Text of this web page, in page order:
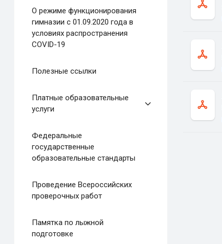
О режиме функционирования
гимназии с 01.09.2020 года в
условиях распространения
COVID-19
Полезные ссылки
Платные образовательные
услуги
Федеральные
государственные
образовательные стандарты
Проведение Всероссийских
проверочных работ
Памятка по лыжной
подготовке